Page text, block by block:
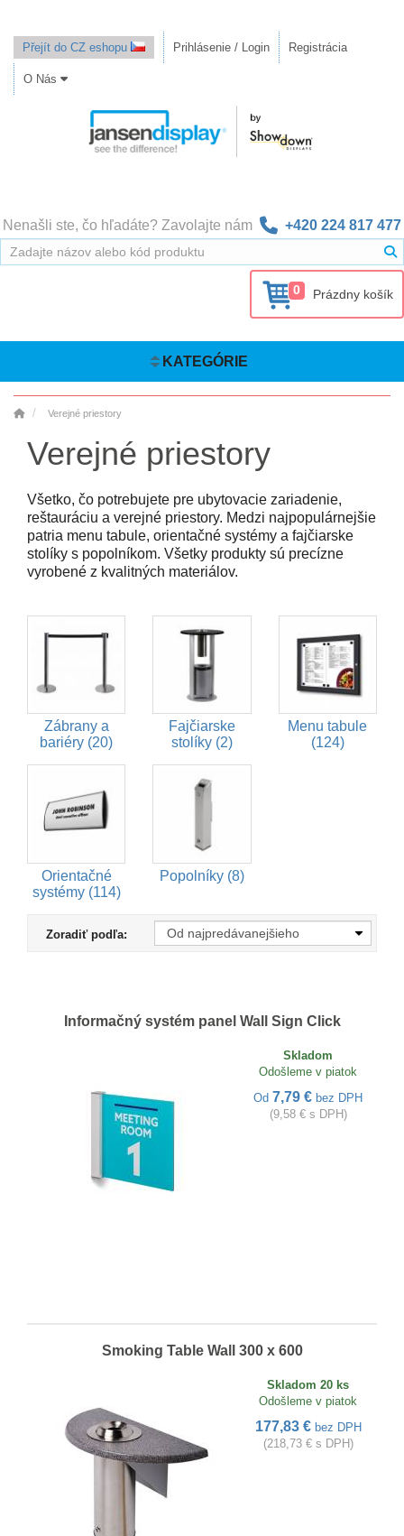
Přejít do CZ eshopu Prihlásenie / Login Registrácia
O Nás
Nenašli ste, čo hľadáte? Zavolajte nám +420 224 817 477
0 Prázdny košík
KATEGÓRIE
Verejné priestory
Verejné priestory
Všetko, čo potrebujete pre ubytovacie zariadenie,
reštauráciu a verejné priestory. Medzi najpopulárnejšie
patria menu tabule, orientačné systémy a fajčiarske
stolíky s popolníkom. Všetky produkty sú precízne
vyrobené z kvalitných materiálov.
Zábrany a
bariéry (20)
Fajčiarske
stolíky (2)
Menu tabule
(124)
Orientačné
systémy (114)
Popolníky (8)
Zoradiť podľa:
Informačný systém panel Wall Sign Click
Skladom
Odošleme v piatok
Od 7,79 € bez DPH
(9,58 € s DPH)
Smoking Table Wall 300 x 600
Skladom 20 ks
Odošleme v piatok
177,83 € bez DPH
(218,73 € s DPH)